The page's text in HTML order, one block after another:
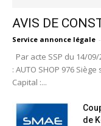
AVIS DE
Service annonce légale -
Par acte SSP du 14/
: AUTO SHOP 976
Capital :...
de